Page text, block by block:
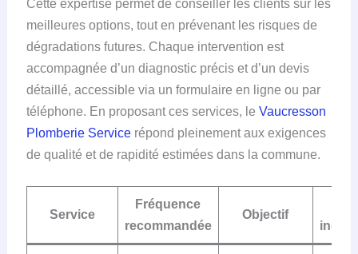
Cette expertise permet de conseiller les clients sur les
meilleures options, tout en prévenant les risques de
dégradations futures. Chaque intervention est
accompagnée d’un diagnostic précis et d’un devis
détaillé, accessible via un formulaire en ligne ou par
téléphone. En proposant ces services, le Vaucresson
Plomberie Servicerépond pleinement aux exigences
de qualité et de rapidité estimées dans la commune.
Service
Fréquence
recommandée
Objectif